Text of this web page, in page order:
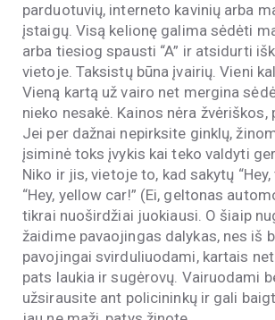
parduotuvių, interneto kavinių arba
įstaigų. Visą kelionę galima sėdėti
arba tiesiog spausti “A” ir atsidurti
vietoje. Taksistų būna įvairių. Vieni
Vieną kartą už vairo net mergina
nieko nesakė. Kainos nėra žvėriškos,
Jei per dažnai nepirksite ginklų,
įsiminė toks įvykis kai teko valdyti
Niko ir jis, vietoje to, kad sakytų “Hey,
“Hey, yellow car!” (Ei, geltonas
tikrai nuoširdžiai juokiausi. O šiaip
žaidime pavaojingas dalykas, nes iš
pavojingai svirduliuodami, kartais
pats laukia ir sugėrovų. Vairuodami
užsirausite ant policininkų ir gali